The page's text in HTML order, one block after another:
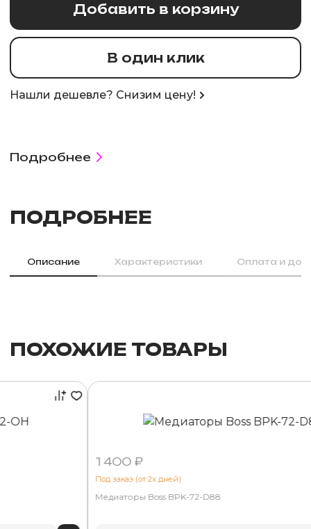
Добавить в корзину
В один клик
Нашли дешевле? Снизим цену!
Подробнее
ПОДРОБНЕЕ
Описание Характеристики Оплата и
ПОХОЖИЕ ТОВАРЫ
1 400 ₽
Под заказ (от 2х дней)
Медиаторы Boss BPK-72-D88